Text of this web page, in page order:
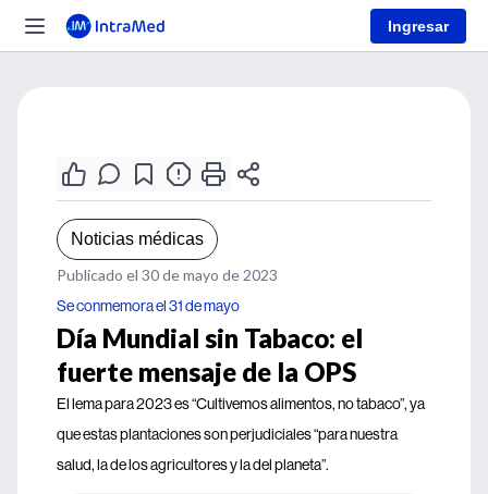
Ingresar
Noticias médicas
Publicado el 30 de mayo de 2023
Se conmemora el 31 de mayo
Día Mundial sin Tabaco: el
fuerte mensaje de la OPS
El lema para 2023 es “Cultivemos alimentos, no tabaco”, ya
que estas plantaciones son perjudiciales “para nuestra
salud, la de los agricultores y la del planeta”.